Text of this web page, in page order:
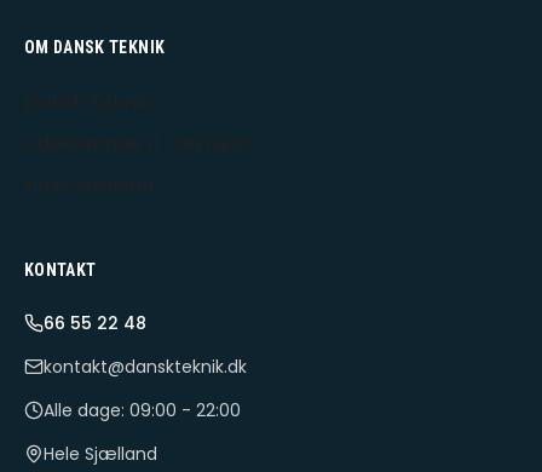
OM DANSK TEKNIK
KONTAKT
66 55 22 48
kontakt@danskteknik.dk
Alle dage: 09:00 - 22:00
Hele Sjælland